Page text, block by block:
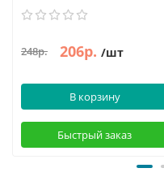
248р. 206р. /шт
В корзину
Быстрый заказ